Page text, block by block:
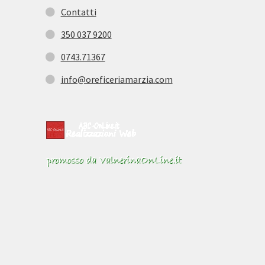
Contatti
350 037 9200
0743.71367
info@oreficeriamarzia.com